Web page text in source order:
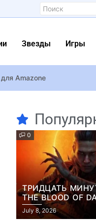
Звезды Игры
Amazone
мультфильма
его
из клана Эшин
0
ТРИДЦАТЬ
THE BLOOD OF
ЖУРНАЛИСТЫ
НАЧАЛО НОВОЙ
July 8, 2026